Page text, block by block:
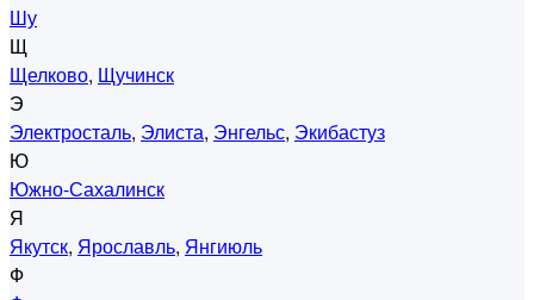
Шу
Щ
Щелково, Щучинск
Э
Электросталь, Элиста, Энгельс, Экибастуз
Ю
Южно-Сахалинск
Я
Якутск, Ярославль, Янгиюль
Ф